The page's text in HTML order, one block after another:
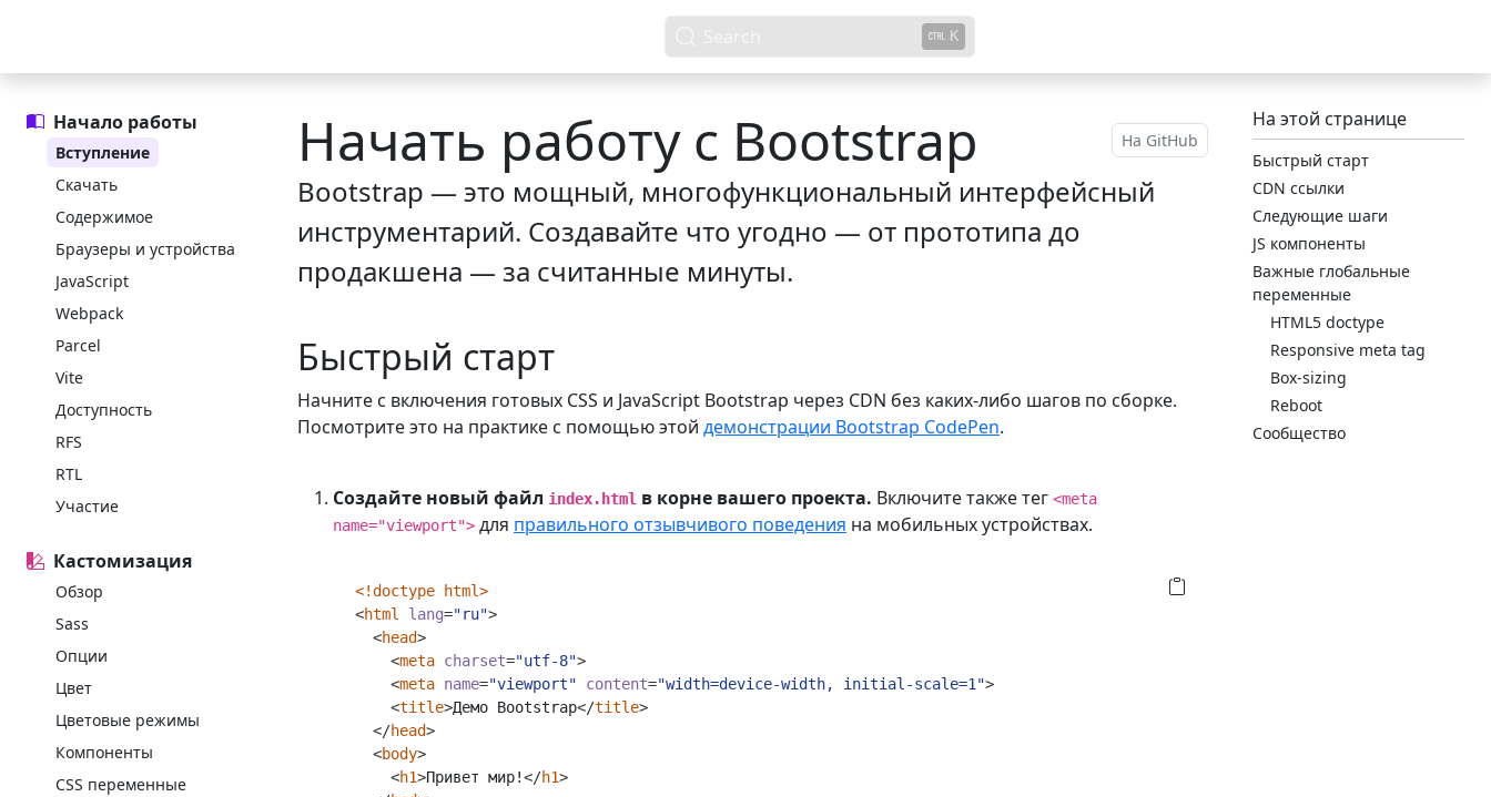
Перейти к навигации по документации K
Начало работы
Вступление
Скачать
Содержимое
Браузеры и устройства
JavaScript
Webpack
Parcel
Vite
Доступность
RFS
RTL
Участие
Кастомизация
Обзор
Sass
Опции
Цвет
Цветовые режимы
Компоненты
CSS переменные
На GitHub
Начать работу с Bootstrap
Bootstrap — это мощный, многофункциональный интерфейсный
инструментарий. Создавайте что угодно — от прототипа до
продакшена — за считанные минуты.
На этой странице
Быстрый старт
CDN ссылки
Следующие шаги
JS компоненты
Важные глобальные
переменные
HTML5 doctype
Responsive meta tag
Box-sizing
Reboot
Сообщество
Быстрый старт
Начните с включения готовых CSS и JavaScript Bootstrap через CDN без каких-либо шагов по сборке.
Посмотрите это на практике с помощью этой демонстрации Bootstrap CodePen.
Создайте новый файл index.html в корне вашего проекта. Включите также тег <meta
name="viewport"> для правильного отзывчивого поведения на мобильных устройствах.
<!doctype html>
<html lang="ru">
<head>
<meta charset="utf-8">
<meta name="viewport" content="width=device-width, initial-scale=1">
<title>Демо Bootstrap</title>
</head>
<body>
<h1>Привет мир!</h1>